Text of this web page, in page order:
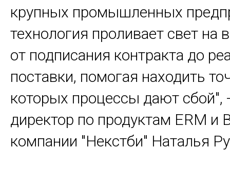
крупных промышленных
технология проливает свет на
от подписания контракта до
поставки, помогая находить
которых процессы дают сбой",
директор по продуктам ERM и
компании "Некстби" Наталья